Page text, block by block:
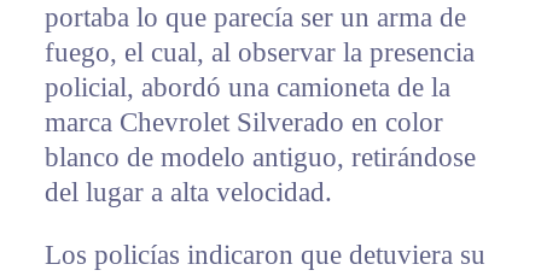
portaba lo que parecía ser un arma de
fuego, el cual, al observar la presencia
policial, abordó una camioneta de la
marca Chevrolet Silverado en color
blanco de modelo antiguo, retirándose
del lugar a alta velocidad.
Los policías indicaron que detuviera su